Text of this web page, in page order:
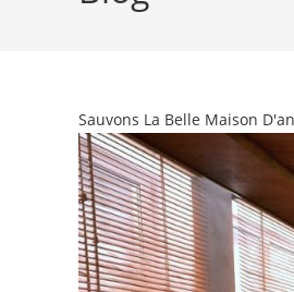
Sauvons La Belle Maison